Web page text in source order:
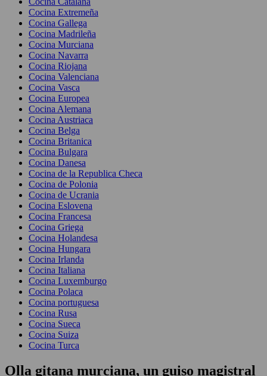
Cocina Extremeña
Cocina Gallega
Cocina Madrileña
Cocina Murciana
Cocina Navarra
Cocina Riojana
Cocina Valenciana
Cocina Vasca
Cocina Europea
Cocina Alemana
Cocina Austriaca
Cocina Belga
Cocina Britanica
Cocina Bulgara
Cocina Danesa
Cocina de la Republica Checa
Cocina de Polonia
Cocina de Ucrania
Cocina Eslovena
Cocina Francesa
Cocina Griega
Cocina Holandesa
Cocina Hungara
Cocina Irlanda
Cocina Italiana
Cocina Luxemburgo
Cocina Polaca
Cocina portuguesa
Cocina Rusa
Cocina Sueca
Cocina Suiza
Cocina Turca
Olla gitana murciana, un guiso magistral